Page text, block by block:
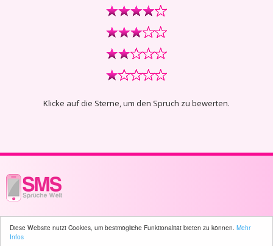
Diese Website nutzt Cookies, um bestmögliche Funktionalität bieten zu können. Mehr
Infos
Klicke auf die Sterne, um den Spruch zu bewerten.
© 2003 - 2026 -sms-sprueche-welt.ch- All rights reserved -269 user(s)
online